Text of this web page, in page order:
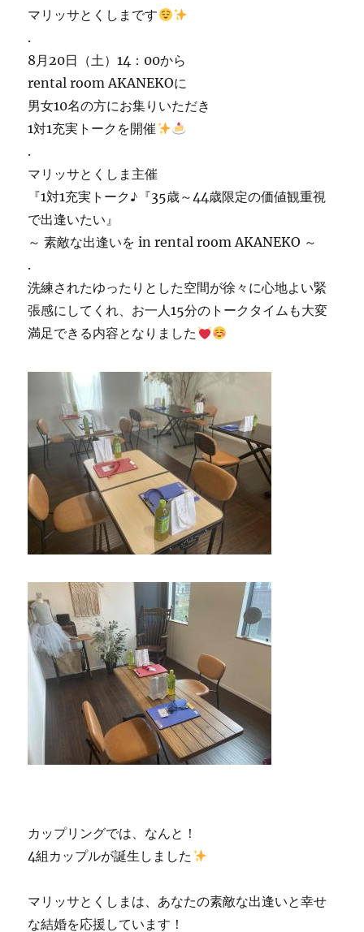
マリッサとくしまです
.
8月20日（土）14：00から
rental room AKANEKOに
男女10名の方にお集りいただき
1対1充実トークを開催
.
マリッサとくしま主催
『1対1充実トーク♪『35歳～44歳限定の価値観重視
で出逢いたい』
～ 素敵な出逢いを in rental room AKANEKO ～
.
洗練されたゆったりとした空間が徐々に心地よい緊
張感にしてくれ、お一人15分のトークタイムも大変
満足できる内容となりました
カップリングでは、なんと！
4組カップルが誕生しました
マリッサとくしまは、あなたの素敵な出逢いと幸せ
な結婚を応援しています！